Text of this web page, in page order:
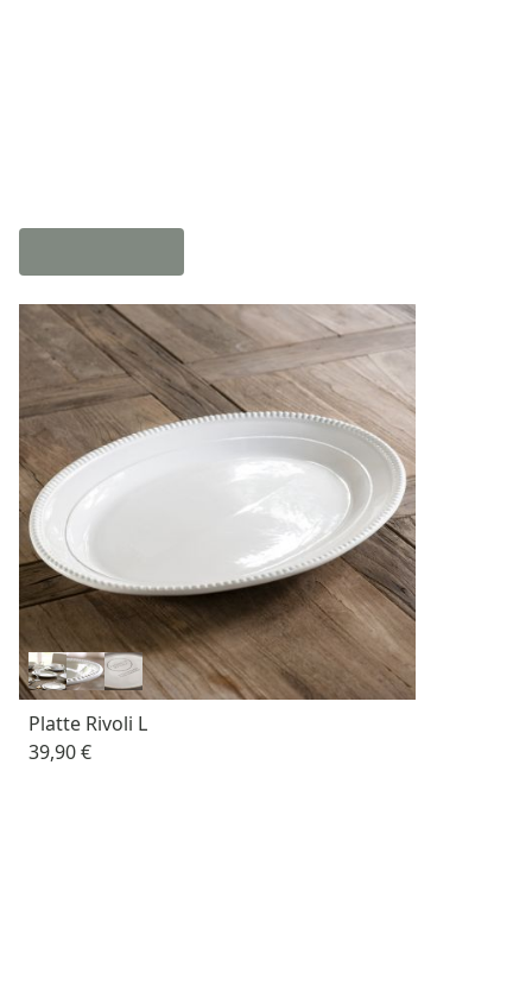
Platte Rivoli L
39,90 €